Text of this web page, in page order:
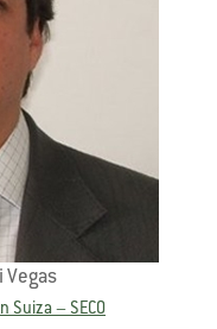
Vegas
Suiza – SECO